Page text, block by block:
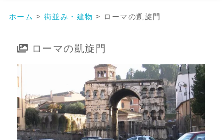
ホーム > 街並み・建物 > ローマの凱旋門
ローマの凱旋門